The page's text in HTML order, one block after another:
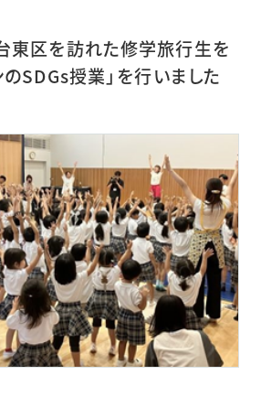
東区を訪れた修学旅行生を
のSDGs授業」を行いました